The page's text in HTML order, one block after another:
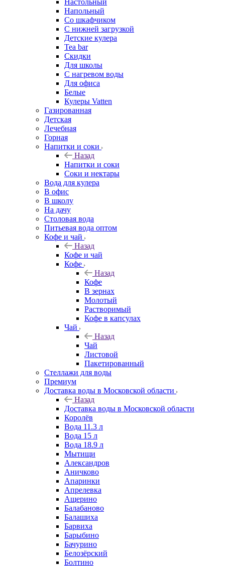
Настольный
Напольный
Со шкафчиком
С нижней загрузкой
Детские кулера
Tea bar
Скидки
Для школы
С нагревом воды
Для офиса
Белые
Кулеры Vatten
Газированная
Детская
Лечебная
Горная
Напитки и соки
Назад
Напитки и соки
Соки и нектары
Вода для кулера
В офис
В школу
На дачу
Столовая вода
Питьевая вода оптом
Кофе и чай
Назад
Кофе и чай
Кофе
Назад
Кофе
В зернах
Молотый
Растворимый
Кофе в капсулах
Чай
Назад
Чай
Листовой
Пакетированный
Стеллажи для воды
Премиум
Доставка воды в Московской области
Назад
Доставка воды в Московской области
Королёв
Вода 11.3 л
Вода 15 л
Вода 18.9 л
Мытищи
Александров
Аничково
Апаринки
Апрелевка
Ащерино
Балабаново
Балашиха
Барвиха
Барыбино
Бачурино
Белозёрский
Болтино